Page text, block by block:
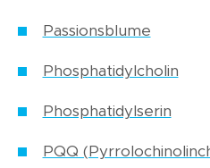
Passionsblume
Phosphatidylcholin
Phosphatidylserin
PQQ